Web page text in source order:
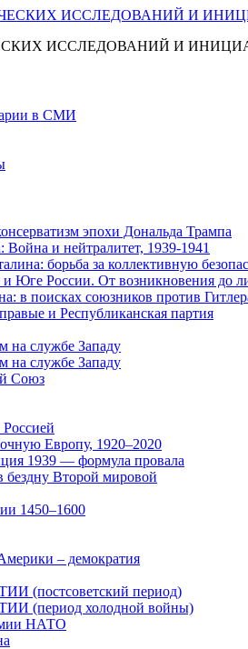
ИССЛЕДОВАНИЙ И
в СМИ
эпохи Дональда Трампа
Война и нейтралитет, 1939-1941
борьба за коллективную
Юге России. От возникновения до
в поисках союзников против
и Республиканская партия
на службе Западу
на службе Западу
Союз
Европу, 1920–2020
1939 — формула провала
Второй мировой
1450–1600
– демократия
(постсоветский период)
(период холодной войны)
НАТО